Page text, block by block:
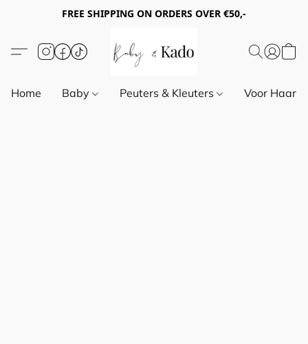
FREE SHIPPING ON ORDERS OVER €50,-
Home Baby Peuters & Kleuters Voor Haar